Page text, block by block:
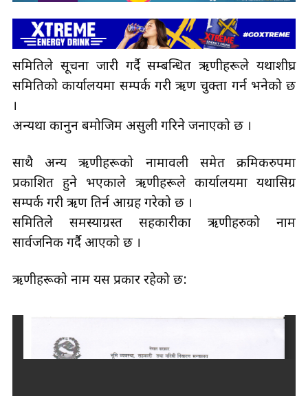
समितिले सूचना जारी गर्दै सम्बन्धित ऋणीहरूले यथाशीघ्र
समितिको कार्यालयमा सम्पर्क गरी ऋण चुक्ता गर्न भनेको छ
।
अन्यथा कानुन बमोजिम असुली गरिने जनाएको छ ।
साथै अन्य ऋणीहरूको नामावली समेत क्रमिकरुपमा
प्रकाशित हुने भएकाले ऋणीहरूले कार्यालयमा यथासिग्र
सम्पर्क गरी ऋण तिर्न आग्रह गरेको छ ।
समितिले समस्याग्रस्त सहकारीका ऋणीहरुको नाम
सार्वजनिक गर्दै आएको छ ।
ऋणीहरूको नाम यस प्रकार रहेको छ: